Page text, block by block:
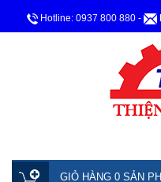
Hotline: 0937 800 880 -
GIỎ HÀNG 0 SẢN